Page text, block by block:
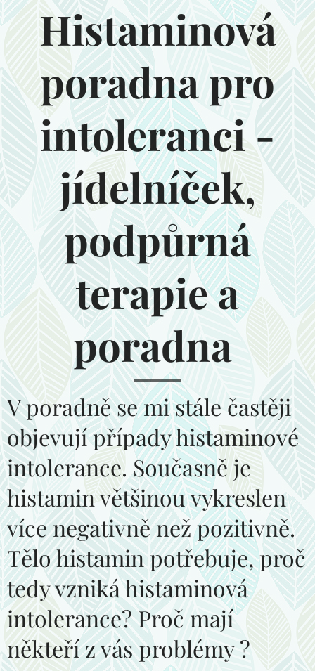
Histaminová
poradna pro
intoleranci -
jídelníček,
podpůrná
terapie a
poradna
V poradně se mi stále častěji
objevují případy histaminové
intolerance. Současně je
histamin většinou vykreslen
více negativně než pozitivně.
Tělo histamin potřebuje, proč
tedy vzniká histaminová
intolerance? Proč mají
někteří z vás problémy ?